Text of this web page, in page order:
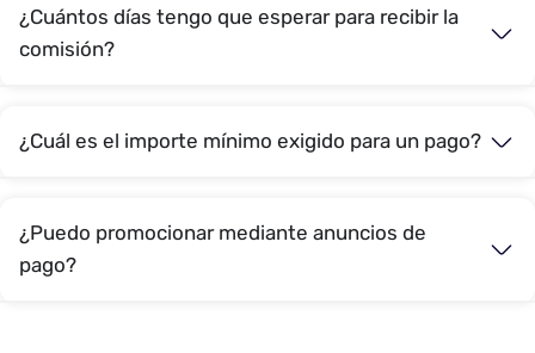
¿Cuántos días tengo que esperar para recibir la
comisión?
¿Cuál es el importe mínimo exigido para un pago?
¿Puedo promocionar mediante anuncios de
pago?